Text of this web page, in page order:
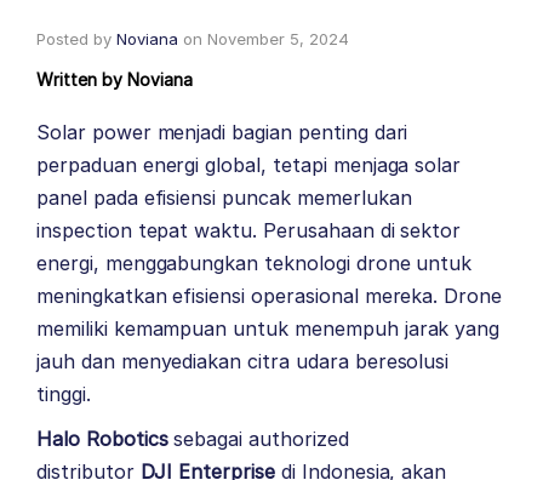
Posted by Noviana on November 5, 2024
Written by Noviana
Solar power menjadi bagian penting dari
perpaduan energi global, tetapi menjaga solar
panel pada efisiensi puncak memerlukan
inspection tepat waktu. Perusahaan di sektor
energi, menggabungkan teknologi drone untuk
meningkatkan efisiensi operasional mereka. Drone
memiliki kemampuan untuk menempuh jarak yang
jauh dan menyediakan citra udara beresolusi
tinggi.
Halo Roboticssebagai authorized
distributor DJI Enterprisedi Indonesia, akan